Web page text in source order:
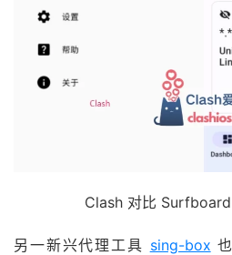
Clash 对比
另一新兴代理工具 sing-box